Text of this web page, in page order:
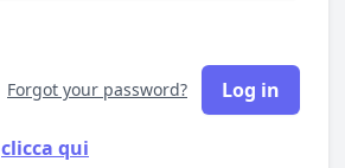
Forgot your password? Log in
clicca qui